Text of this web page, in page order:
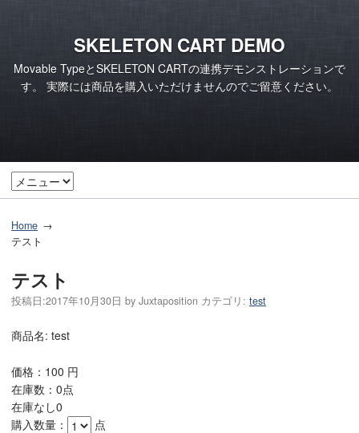
SKELETON CART DEMO
Movable TypeとSKELETON CARTの連携デモンストレーションで
す。 実際には商品を購入いただけませんのでご留意ください。
Home
テスト
テスト
投稿日:2017年10月30日 by Juxtaposition カテゴリ: test
商品名: test
価格： 100 円
在庫数：0点
在庫なし0
購入数量：
点